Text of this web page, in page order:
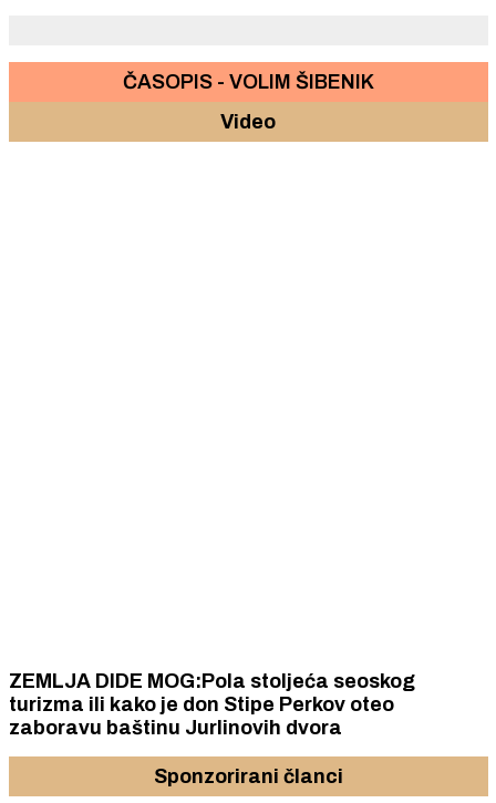
ČASOPIS - VOLIM ŠIBENIK
Video
ZEMLJA DIDE MOG:Pola stoljeća seoskog
turizma ili kako je don Stipe Perkov oteo
zaboravu baštinu Jurlinovih dvora
Sponzorirani članci